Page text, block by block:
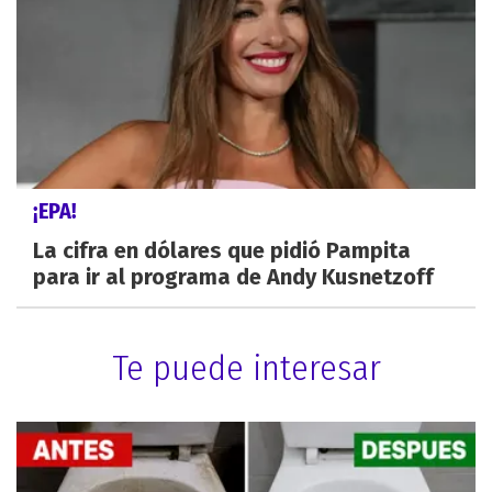
¡EPA!
La cifra en dólares que pidió Pampita
para ir al programa de Andy Kusnetzoff
Te puede interesar